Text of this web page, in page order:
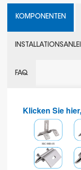
KOMPONENTEN
FAQ
Klicken Sie